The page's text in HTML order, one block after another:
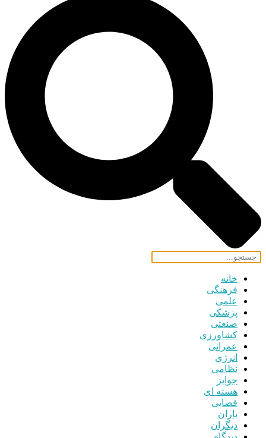
خانه
فرهنگی
علمی
پزشکی
صنعتی
کشاورزی
عمرانی
انرژی
نظامی
جوایز
هسته ای
قضایی
یاران
دیگران